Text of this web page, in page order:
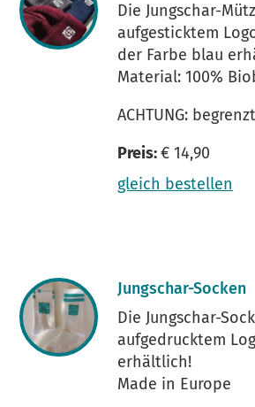
Die Jungschar-
aufgesticktem
der Farbe blau
Material: 100%
ACHTUNG:
Preis:€ 14,90
gleich bestellen
Jungschar-Socken
Die Jungschar-
aufgedrucktem
erhältlich!
Made in Europe